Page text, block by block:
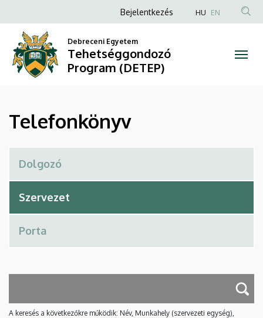
Telefonkönyv
Tehetséggondozó
Program
(DETEP)
a
tartalomra
Anonim
fiók
menüje
Bejelentkezés HU EN
Debreceni Egyetem
Tehetséggondozó
Program (DETEP)
Telefonkönyv
A keresés a következőkre működik: Név, Munkahely (szervezeti egység),